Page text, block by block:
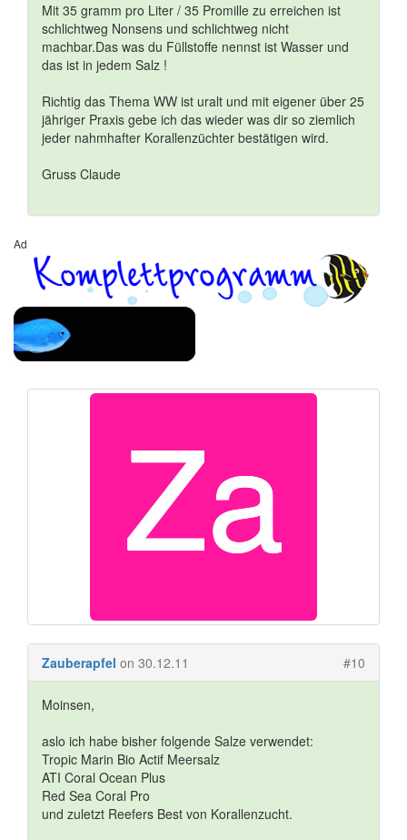
Mit 35 gramm pro Liter / 35 Promille zu erreichen ist
schlichtweg Nonsens und schlichtweg nicht
machbar.Das was du Füllstoffe nennst ist Wasser und
das ist in jedem Salz !
Richtig das Thema WW ist uralt und mit eigener über 25
jähriger Praxis gebe ich das wieder was dir so ziemlich
jeder nahmhafter Korallenzüchter bestätigen wird.
Gruss Claude
Ad
Zauberapfel on 30.12.11 #10
Moinsen,
aslo ich habe bisher folgende Salze verwendet:
Tropic Marin Bio Actif Meersalz
ATI Coral Ocean Plus
Red Sea Coral Pro
und zuletzt Reefers Best von Korallenzucht.